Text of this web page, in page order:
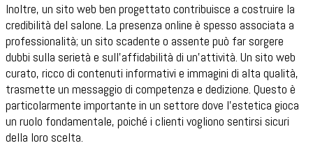
Inoltre, un sito web ben progettato contribuisce a costruire la
credibilità del salone. La presenza online è spesso associata a
professionalità; un sito scadente o assente può far sorgere
dubbi sulla serietà e sull'affidabilità di un'attività. Un sito web
curato, ricco di contenuti informativi e immagini di alta qualità,
trasmette un messaggio di competenza e dedizione. Questo è
particolarmente importante in un settore dove l'estetica gioca
un ruolo fondamentale, poiché i clienti vogliono sentirsi sicuri
della loro scelta.